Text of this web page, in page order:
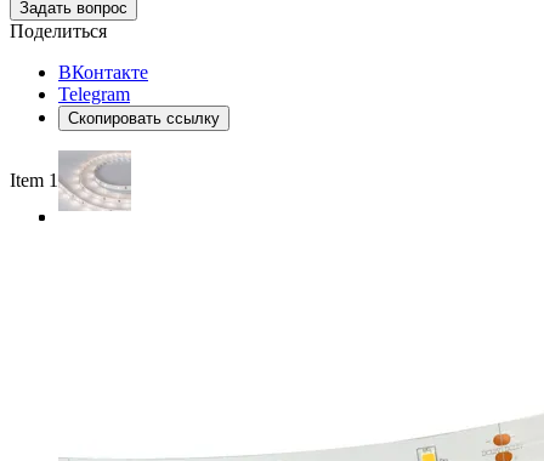
Задать вопрос
Поделиться
ВКонтакте
Telegram
Скопировать ссылку
Item 1 of 3